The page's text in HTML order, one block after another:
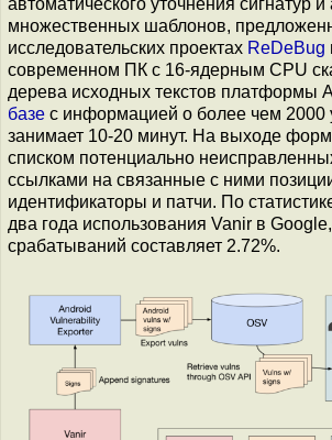
автоматического уточнения сигнатур и
множественных шаблонов,
исследовательских проектах ReDeBug
современном ПК с 16-ядерным CPU
дерева исходных текстов платформы
базе с информацией о более чем 2000
занимает 10-20 минут. На выходе
списком потенциально
ссылками на связанные с ними
идентификаторы и патчи. По
два года использования Vanir в
срабатываний составляет 2.72%.